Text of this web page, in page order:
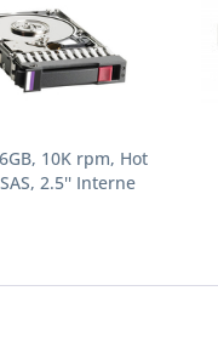
10K rpm, Hot
2.5'' Interne